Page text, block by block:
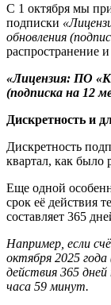
С 1 октября мы
подписки
обновления
распространение
«Лицензия: ПО
(подписка на 12
Дискретность и
Дискретность
квартал, как было
Еще одной
срок её действия
составляет 365
Например, если
октября 2025
действия 365
часа 59 минут.